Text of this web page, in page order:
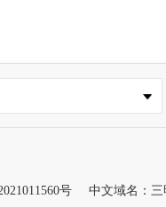
号 中文域名：